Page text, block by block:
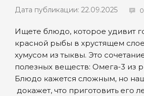
Дата публикации: 22.09.2025 0
Ищете блюдо, которое удивит
красной рыбы в хрустящем
хумусом из тыквы. Это
полезных веществ: Омега-3 из
Блюдо кажется сложным, но
докажет, что приготовить его